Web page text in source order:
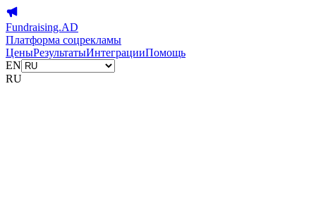
Fundraising.AD
Платформа соцрекламы
ЦеныРезультатыИнтеграцииПомощь
EN
RU